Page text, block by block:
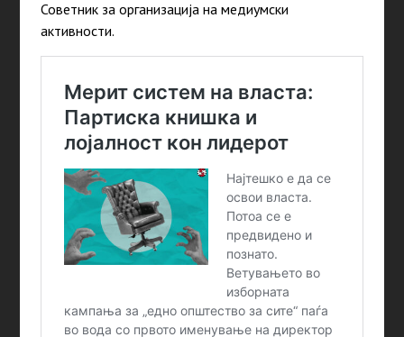
Советник за организација на медиумски
активности.